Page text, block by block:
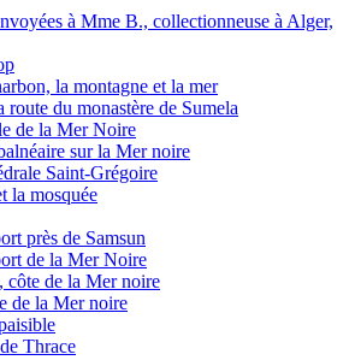
à Mme B., collectionneuse à Alger,
la montagne et la mer
route du monastère de Sumela
de la Mer Noire
sur la Mer noire
Saint-Grégoire
la mosquée
près de Samsun
de la Mer Noire
côte de la Mer noire
de la Mer noire
Thrace